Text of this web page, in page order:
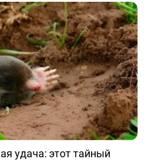
удача: этот тайный